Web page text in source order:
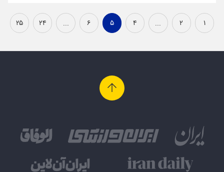
۱ ۲ ... ۴ ۵ ۶ ... ۲۴ ۲۵